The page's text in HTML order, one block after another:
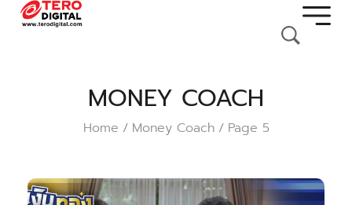
MONEY COACH
Home / Money Coach / Page 5